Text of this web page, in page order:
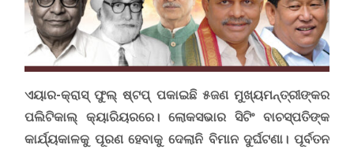
ଏୟାର-କ୍ରାସ୍ ଫୁଲ୍ ଷ୍ଟପ୍ ପକାଇଛି ୫ଜଣ ମୁଖ୍ୟମନ୍ତ୍ରୀଙ୍କର
ପଲିଟିକାଲ୍ କ୍ୟାରିୟରରେ। ଲୋକସଭାର ସିଟିଂ ବାଚସ୍ପତିଙ୍କ
କାର୍ଯ୍ୟକାଳକୁ ପୂରଣ ହେବାକୁ ଦେଲାନି ବିମାନ ଦୁର୍ଘଟଣା। ପୂର୍ବତନ